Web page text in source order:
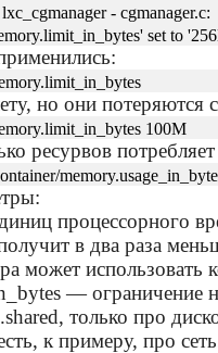
- cgmanager.c:
set to
но они потеряются с
100M
ресурвов
процессорного
в два раза
может использовать
— ограничение
только про
к примеру, про